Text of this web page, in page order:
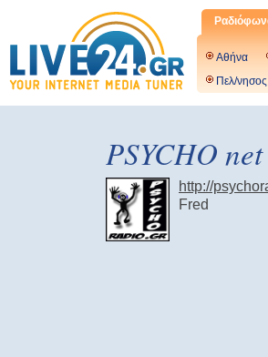
Αθήνα
Πελ/νησος
PSYCHO
http://
Fred